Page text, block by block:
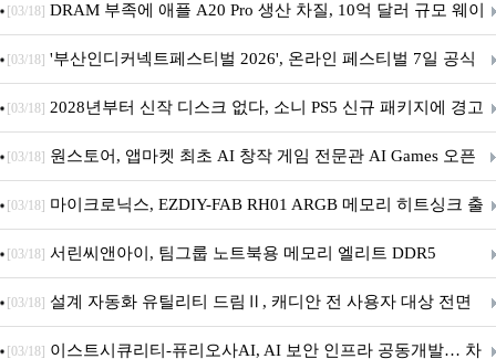
[03/18] DRAM 부족에 애플 A20 Pro 생산 차질, 10억 달러 규모 웨이
퍼 대기
[03/18] '부산인디커넥트페스티벌 2026', 온라인 페스티벌 7일 공식
개막... 22일간 진행
[03/18] 2028년부터 신작 디스크 없다, 소니 PS5 신규 패키지에 경고
문 추가
[03/18] 원스토어, 앱마켓 최초 AI 창작 게임 전문관 AI Games 오픈
[03/18] 마이크로닉스, EZDIY-FAB RH01 ARGB 메모리 히트싱크 출
시
[03/18] 서린씨앤아이, 팀그룹 노트북용 메모리 엘리트 DDR5
5600MHz 16GB 출시
[03/18] 설계 자동화 유틸리티 드림Ⅱ, 캐디안 전 사용자 대상 전면
무상 배포
[03/18] 이스트시큐리티-퓨리오사AI, AI 보안 인프라 공동개발… 차